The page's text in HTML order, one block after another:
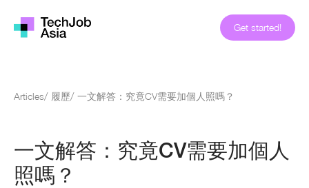
Get started!
Articles/ 履歷/ 一文解答：究竟CV需要加個人照嗎？
一文解答：究竟CV需要加個人
照嗎？